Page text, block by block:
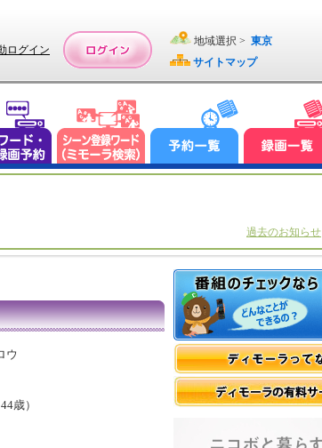
ログイン
地域選択 > 東京
サイトマップ
過去のお知らせ
ウ
歳）